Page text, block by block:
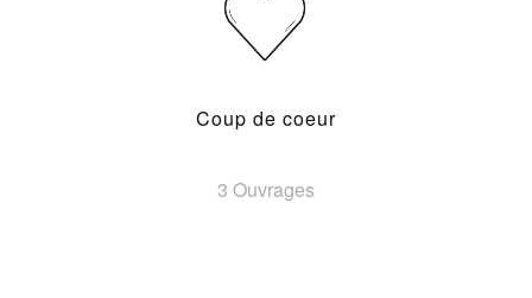
Coup de coeur
3 Ouvrages